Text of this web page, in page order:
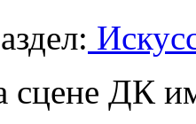
сцене ДК